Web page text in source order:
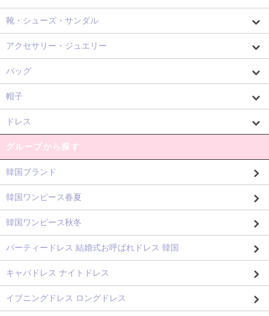
靴・シューズ・サンダル
アクセサリー・ジュエリー
バッグ
帽子
ドレス
グループから探す
韓国ブランド
韓国ワンピース春夏
韓国ワンピース秋冬
パーティードレス 結婚式お呼ばれドレス 韓国
キャバドレス ナイトドレス
イブニングドレス ロングドレス